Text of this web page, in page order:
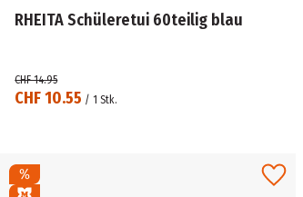
RHEITA Schüleretui 60teilig blau
CHF 10.55 / 1 Stk.
CHF 14.95